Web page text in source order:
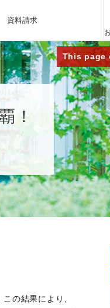
資料請求
This page
！
の結果により、